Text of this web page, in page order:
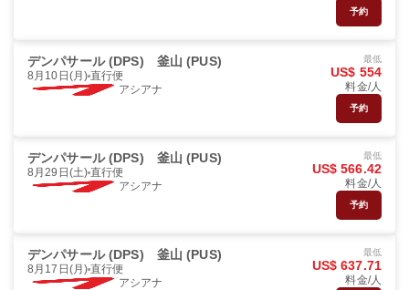
予約
デンパサール (DPS) 釜山 (PUS)
8月10日(月) 直行便
アシアナ
最低
US$ 554
料金/人
予約
デンパサール (DPS) 釜山 (PUS)
8月29日(土) 直行便
アシアナ
最低
US$ 566.42
料金/人
予約
デンパサール (DPS) 釜山 (PUS)
8月17日(月) 直行便
アシアナ
最低
US$ 637.71
料金/人